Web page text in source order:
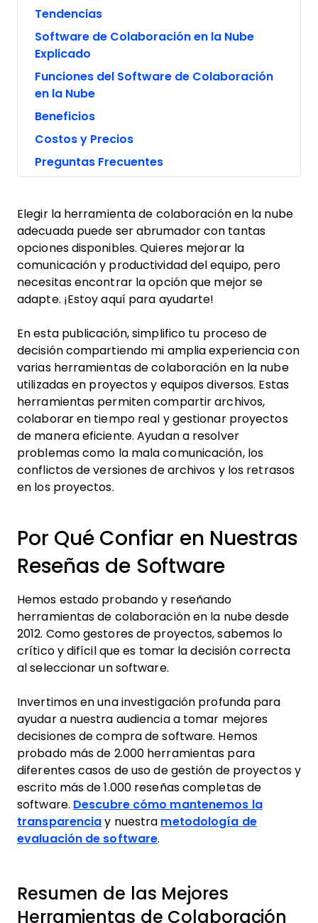
Tendencias
Software de Colaboración en la Nube
Explicado
Funciones del Software de Colaboración
en la Nube
Beneficios
Costos y Precios
Preguntas Frecuentes
Elegir la herramienta de colaboración en la nube
adecuada puede ser abrumador con tantas
opciones disponibles. Quieres mejorar la
comunicación y productividad del equipo, pero
necesitas encontrar la opción que mejor se
adapte. ¡Estoy aquí para ayudarte!
En esta publicación, simplifico tu proceso de
decisión compartiendo mi amplia experiencia con
varias herramientas de colaboración en la nube
utilizadas en proyectos y equipos diversos. Estas
herramientas permiten compartir archivos,
colaborar en tiempo real y gestionar proyectos
de manera eficiente. Ayudan a resolver
problemas como la mala comunicación, los
conflictos de versiones de archivos y los retrasos
en los proyectos.
Por Qué Confiar en Nuestras
Reseñas de Software
Hemos estado probando y reseñando
herramientas de colaboración en la nube desde
2012. Como gestores de proyectos, sabemos lo
crítico y difícil que es tomar la decisión correcta
al seleccionar un software.
Invertimos en una investigación profunda para
ayudar a nuestra audiencia a tomar mejores
decisiones de compra de software. Hemos
probado más de 2.000 herramientas para
diferentes casos de uso de gestión de proyectos y
escrito más de 1.000 reseñas completas de
software. Descubre cómo mantenemos la
transparencia y nuestra metodología de
evaluación de software.
Resumen de las Mejores
Herramientas de Colaboración